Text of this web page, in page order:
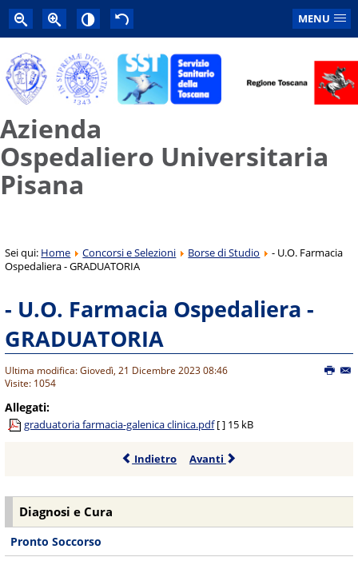
MENU
Azienda
Ospedaliero Universitaria
Pisana
Sei qui: Home Concorsi e Selezioni Borse di Studio
- U.O. Farmacia
Ospedaliera - GRADUATORIA
- U.O. Farmacia Ospedaliera -
GRADUATORIA
Ultima modifica: Giovedì, 21 Dicembre 2023 08:46
Visite: 1054
Allegati:
graduatoria farmacia-galenica clinica.pdf [ ] 15 kB
Indietro Avanti
Diagnosi e Cura
Pronto Soccorso